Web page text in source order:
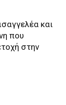
και
που
στην